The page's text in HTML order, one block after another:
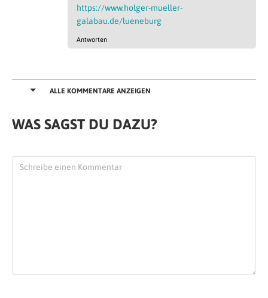
https://www.holger-mueller-
galabau.de/lueneburg
Antworten
ALLE KOMMENTARE ANZEIGEN
WAS SAGST DU DAZU?